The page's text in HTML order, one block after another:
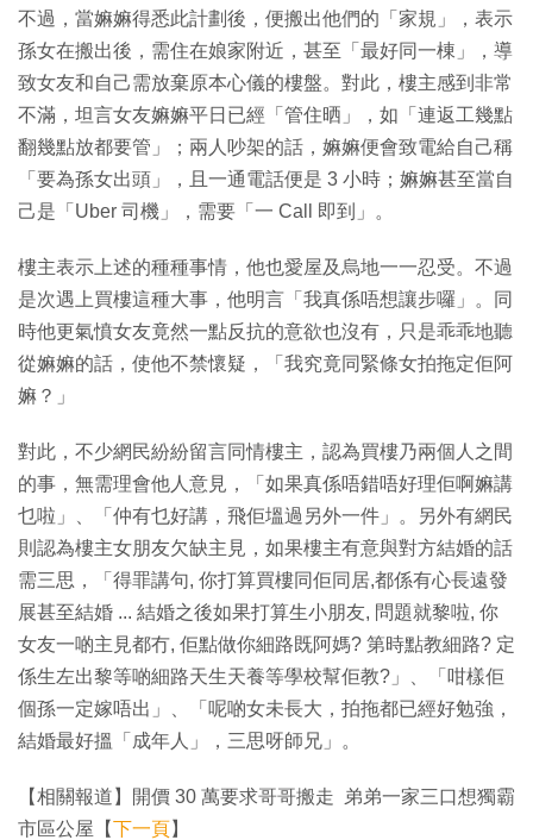
不過，當嫲嫲得悉此計劃後，便搬出他們的「家規」，表示
孫女在搬出後，需住在娘家附近，甚至「最好同一棟」，導
致女友和自己需放棄原本心儀的樓盤。對此，樓主感到非常
不滿，坦言女友嫲嫲平日已經「管住晒」，如「連返工幾點
翻幾點放都要管」；兩人吵架的話，嫲嫲便會致電給自己稱
「要為孫女出頭」，且一通電話便是 3 小時；嫲嫲甚至當自
己是「Uber 司機」，需要「一 Call 即到」。
樓主表示上述的種種事情，他也愛屋及烏地一一忍受。不過
是次遇上買樓這種大事，他明言「我真係唔想讓步囉」。同
時他更氣憤女友竟然一點反抗的意欲也沒有，只是乖乖地聽
從嫲嫲的話，使他不禁懷疑，「我究竟同緊條女拍拖定佢阿
嫲？」
對此，不少網民紛紛留言同情樓主，認為買樓乃兩個人之間
的事，無需理會他人意見，「如果真係唔錯唔好理佢啊嫲講
乜啦」、「仲有乜好講，飛佢塭過另外一件」。另外有網民
則認為樓主女朋友欠缺主見，如果樓主有意與對方結婚的話
需三思，「得罪講句, 你打算買樓同佢同居,都係有心長遠發
展甚至結婚 ... 結婚之後如果打算生小朋友, 問題就黎啦, 你
女友一啲主見都冇, 佢點做你細路既阿媽? 第時點教細路? 定
係生左出黎等啲細路天生天養等學校幫佢教?」、「咁樣佢
個孫一定嫁唔出」、「呢啲女未長大，拍拖都已經好勉強，
結婚最好搵「成年人」，三思呀師兄」。
【相關報道】開價 30 萬要求哥哥搬走 弟弟一家三口想獨霸
市區公屋【下一頁】